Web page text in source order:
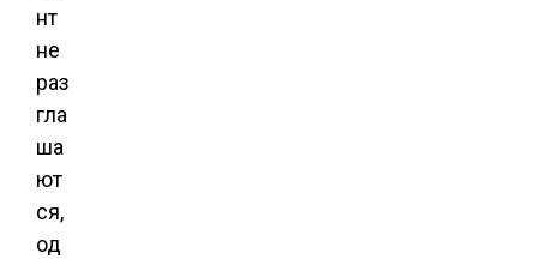
нт
не
раз
гла
ша
ют
ся,
од